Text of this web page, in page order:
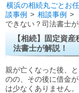
横浜の相続丸ごとお
談事例 > 相談事例 >
できない？司法書士が
【相続】固定資
法書士が解説！
親が亡くなった後、
のの、その後に借金
は少なくありません。